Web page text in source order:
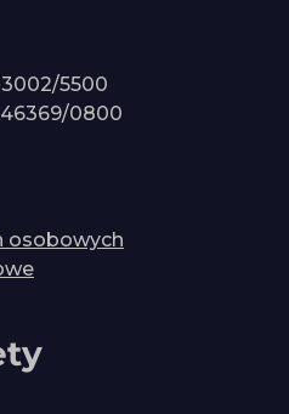
5500
0800
osobowych